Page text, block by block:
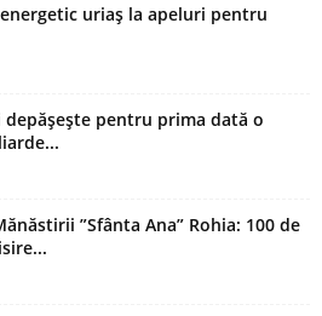
uriaș la apeluri pentru
depășește pentru prima dată o
”Sfânta Ana” Rohia: 100 de